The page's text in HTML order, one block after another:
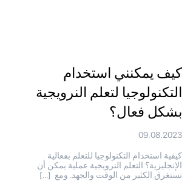
كيف يمكنني استخدام
التكنولوجيا لتعلم النرويجية
بشكل فعال؟
09.08.2023
كيفية استخدام التكنولوجيا للتعلم بفعالية
الإنجليزية؟ التعلم النرويجية عملية يمكن أن
تستغرق الكثير من الوقت والجهد. ومع […]